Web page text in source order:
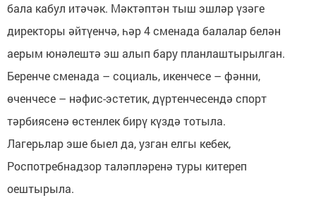
бала кабул итәчәк. Мәктәптән тыш эшләр үзәге
директоры әйтүенчә, һәр 4 сменада балалар белән
аерым юнәлештә эш алып бару планлаштырылган.
Беренче сменада – социаль, икенчесе – фәнни,
өченчесе – нәфис-эстетик, дүртенчесендә спорт
тәрбиясенә өстенлек бирү күздә тотыла.
Лагерьлар эше быел да, узган елгы кебек,
Роспотребнадзор таләпләренә туры китереп
оештырыла.